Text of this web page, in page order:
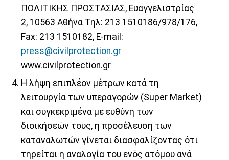
ΠΟΛΙΤΙΚΗΣ ΠΡΟΣΤΑΣΙΑΣ, Ευαγγελιστρίας
2, 10563 Αθήνα Τηλ: 213 1510186/978/176,
Fax: 213 1510182, E-mail:
press@civilprotection.gr
www.civilprotection.gr
Η λήψη επιπλέον μέτρων κατά τη
λειτουργία των υπεραγορών (Super Market)
και συγκεκριμένα με ευθύνη των
διοικήσεών τους, η προσέλευση των
καταναλωτών γίνεται διασφαλίζοντας ότι
τηρείται η αναλογία του ενός ατόμου ανά